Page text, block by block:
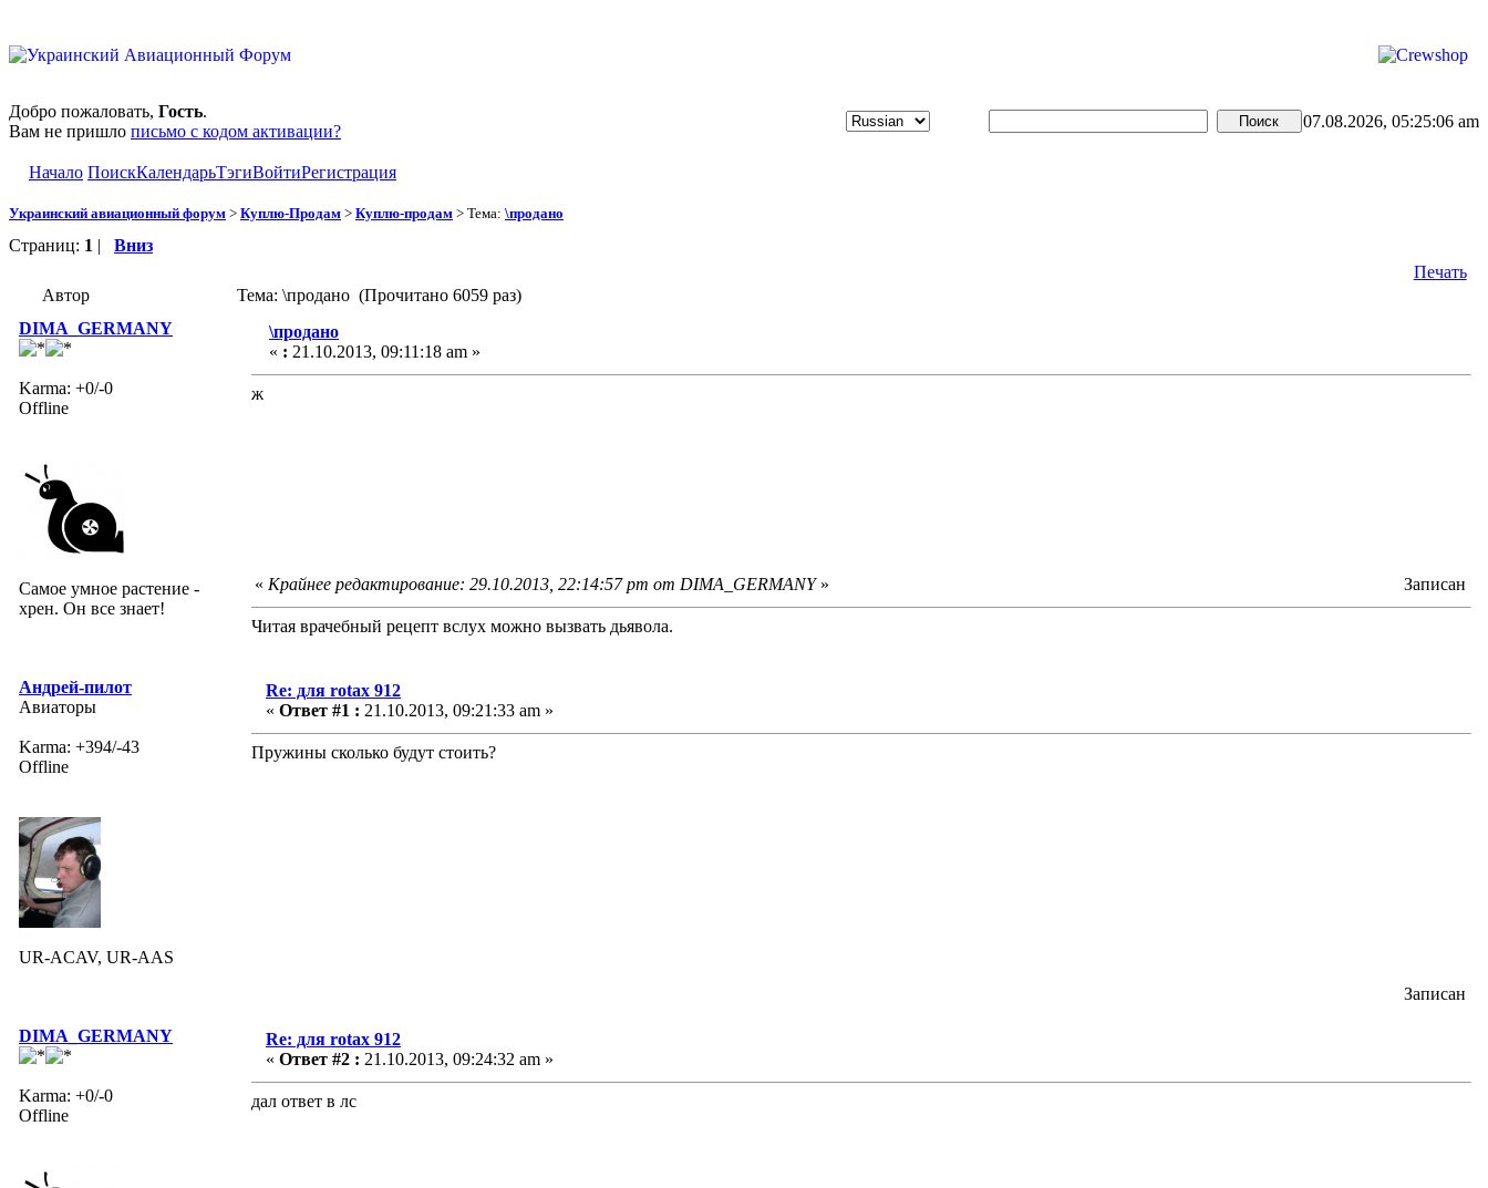
Добро пожаловать, Гость.
Вам не пришло письмо с кодом активации?
07.08.2026, 05:25:06 am
Начало ПоискКалендарьТэгиВойтиРегистрация
Украинский авиационный форум > Куплю-Продам > Куплю-продам > Тема: \продано
Страниц: 1 | Вниз
Печать
Автор
Тема: \продано (Прочитано 6059 раз)
DIMA_GERMANY
Karma: +0/-0
Offline
Самое умное растение -
хрен. Он все знает!
\продано
« : 21.10.2013, 09:11:18 am »
ж
« Крайнее редактирование: 29.10.2013, 22:14:57 pm от DIMA_GERMANY» Записан
Читая врачебный рецепт вслух можно вызвать дьявола.
Андрей-пилот
Авиаторы
Karma: +394/-43
Offline
UR-ACAV, UR-AAS
Re: для rotax 912
« Ответ #1 : 21.10.2013, 09:21:33 am »
Пружины сколько будут стоить?
Записан
DIMA_GERMANY
Karma: +0/-0
Offline
Re: для rotax 912
« Ответ #2 : 21.10.2013, 09:24:32 am »
дал ответ в лс